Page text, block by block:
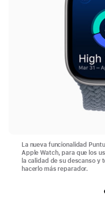
La nueva funcionalidad
Apple Watch, para que los
la calidad de su descanso y
hacerlo más reparador.